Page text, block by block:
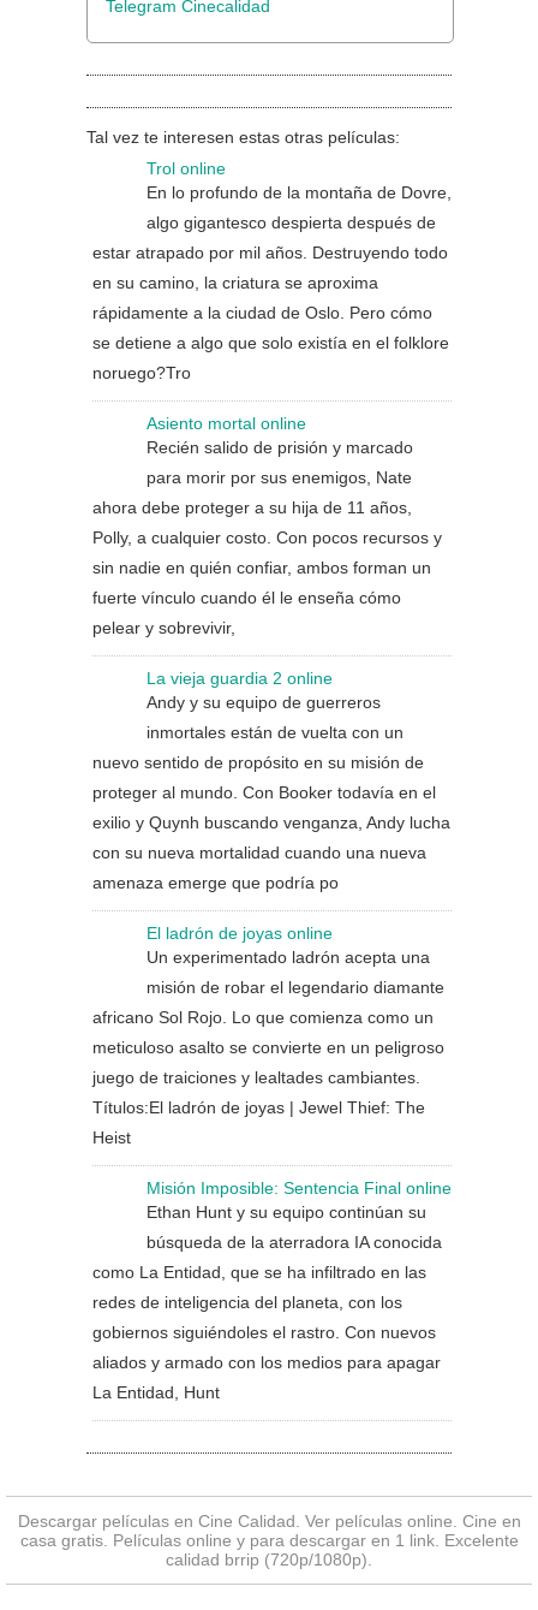
Telegram Cinecalidad
Tal vez te interesen estas otras películas:
Trol online
En lo profundo de la montaña de Dovre,
algo gigantesco despierta después de
estar atrapado por mil años. Destruyendo todo
en su camino, la criatura se aproxima
rápidamente a la ciudad de Oslo. Pero cómo
se detiene a algo que solo existía en el folklore
noruego?Tro
Asiento mortal online
Recién salido de prisión y marcado
para morir por sus enemigos, Nate
ahora debe proteger a su hija de 11 años,
Polly, a cualquier costo. Con pocos recursos y
sin nadie en quién confiar, ambos forman un
fuerte vínculo cuando él le enseña cómo
pelear y sobrevivir,
La vieja guardia 2 online
Andy y su equipo de guerreros
inmortales están de vuelta con un
nuevo sentido de propósito en su misión de
proteger al mundo. Con Booker todavía en el
exilio y Quynh buscando venganza, Andy lucha
con su nueva mortalidad cuando una nueva
amenaza emerge que podría po
El ladrón de joyas online
Un experimentado ladrón acepta una
misión de robar el legendario diamante
africano Sol Rojo. Lo que comienza como un
meticuloso asalto se convierte en un peligroso
juego de traiciones y lealtades cambiantes.
Títulos:El ladrón de joyas | Jewel Thief: The
Heist
Misión Imposible: Sentencia Final online
Ethan Hunt y su equipo continúan su
búsqueda de la aterradora IA conocida
como La Entidad, que se ha infiltrado en las
redes de inteligencia del planeta, con los
gobiernos siguiéndoles el rastro. Con nuevos
aliados y armado con los medios para apagar
La Entidad, Hunt
Descargar películas en Cine Calidad. Ver películas online . Cine en
casa gratis. Películas online y para descargar en 1 link. Excelente
calidad brrip (720p/1080p).